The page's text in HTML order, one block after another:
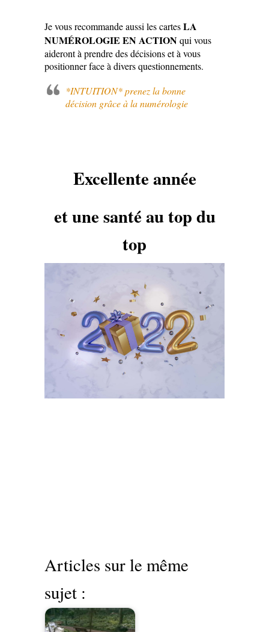
Je vous recommande aussi les cartesLA
NUMÉROLOGIE EN ACTIONqui vous
aideront à prendre des décisions et à vous
positionner face à divers questionnements.
*INTUITION* prenez la bonne
décision grâce à la numérologie
Excellente année
et une santé au top du
top
Articles sur le même
sujet :